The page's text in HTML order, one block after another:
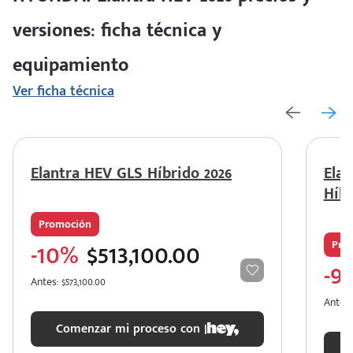
versiones: ficha técnica y
equipamiento
Ver ficha técnica
Elantra HEV GLS Híbrido 2026
Promoción
-10% $513,100.00
Antes: $573,100.00
Comenzar mi proceso con |
-
Antes: